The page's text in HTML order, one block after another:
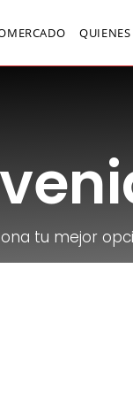
tu mejor